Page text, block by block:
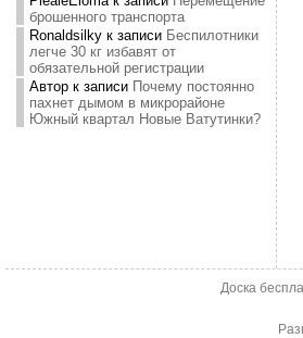
брошенного транспорта
Ronaldsilkyк записи Беспилотники
легче 30 кг избавят от
обязательной регистрации
Авторк записи Почему постоянно
пахнет дымом в микрорайоне
Южный квартал Новые Ватутинки?
Доска